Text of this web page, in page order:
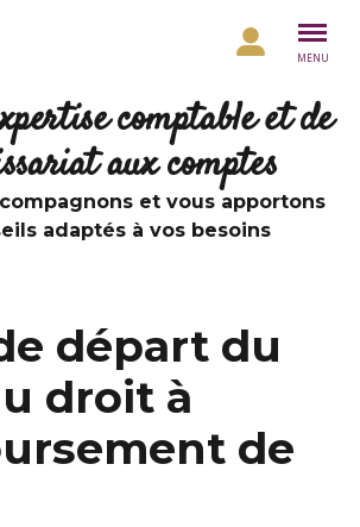
MENU
comptable et de
aux comptes
et vous apportons
adaptés à vos besoins
départ du
droit à
de